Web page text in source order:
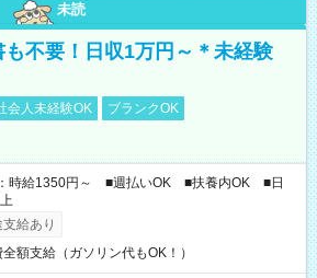
未読
不要！日収1万円～＊未経験
会人未経験OK
ブランクOK
時給1350円～ ■週払いOK ■扶養内OK ■日
給あり
額支給（ガソリン代もOK！）